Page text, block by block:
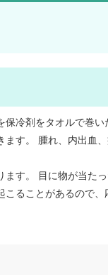
冷剤をタオルで巻い
ます。 腫れ、内出血
す。 目に物が当た
ることがあるので、